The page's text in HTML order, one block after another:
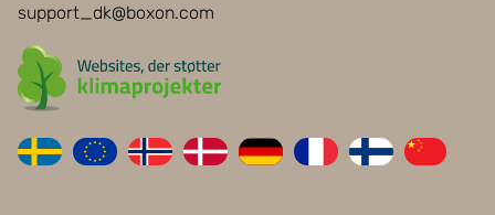
support_dk@boxon.com